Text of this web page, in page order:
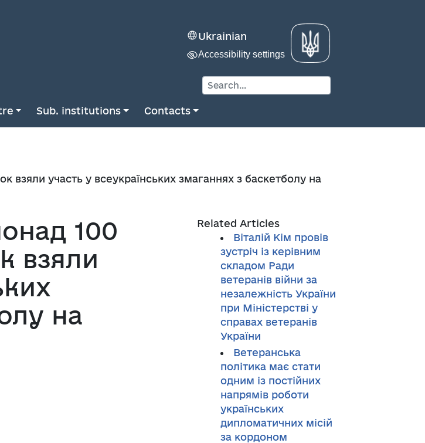
Ukrainian
Accessibility settings
Sub. institutions Contacts
взяли участь у всеукраїнських змаганнях з баскетболу на
100
взяли
на
Related Articles
Віталій Кім провів
зустріч із керівним
складом Ради
ветеранів війни за
незалежність України
при Міністерстві у
справах ветеранів
України
Ветеранська
політика має стати
одним із постійних
напрямів роботи
українських
дипломатичних місій
за кордоном